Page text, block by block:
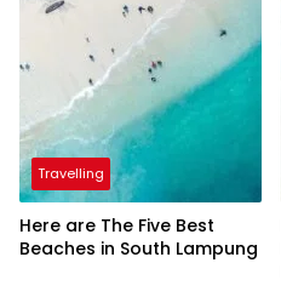
Travelling
Here are The Five Best
Beaches in South Lampung